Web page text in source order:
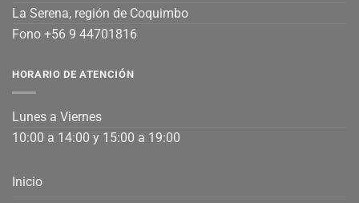
La Serena, región de Coquimbo
Fono +56 9 44701816
HORARIO DE ATENCIÓN
Lunes a Viernes
10:00 a 14:00 y 15:00 a 19:00
Inicio